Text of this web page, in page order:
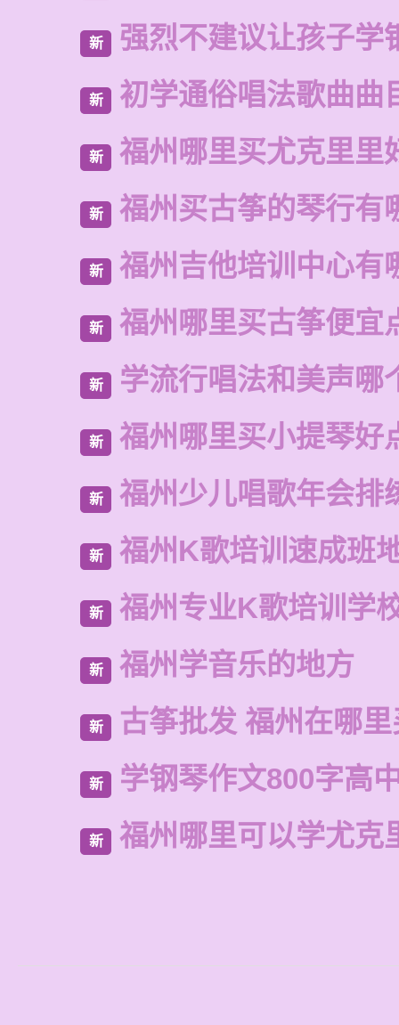
新 强烈不建议让孩子学
新 初学通俗唱法歌曲曲
新 福州哪里买尤克里里
新 福州买古筝的琴行有
新 福州吉他培训中心有
新 福州哪里买古筝便宜
新 学流行唱法和美声哪
新 福州哪里买小提琴好
新 福州少儿唱歌年会排
新 福州K歌培训速成班
新 福州专业K歌培训学
新 福州学音乐的地方
新 古筝批发 福州在哪
新 学钢琴作文800字高
新 福州哪里可以学尤克